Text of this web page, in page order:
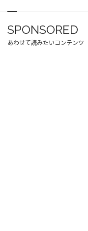
SPONSORED
あわせて読みたいコンテンツ